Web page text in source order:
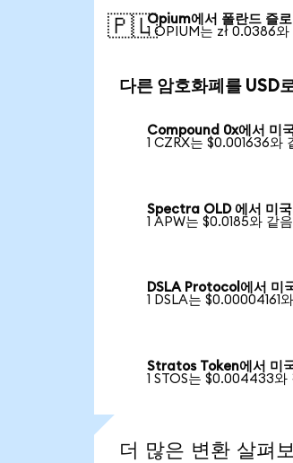
🇵🇱Opium에서 폴란드 즐로
1 OPIUM는 zł 0.0386와
다른 암호화폐를 USD
Compound 0x에서 미
1 CZRX는 $0.001636와
Spectra OLD 에서 미국
1 APW는 $0.0185와 같음
DSLA Protocol에서 미
1 DSLA는 $0.00004161
Stratos Token에서 미
1 STOS는 $0.004433와
더 많은 변환 살펴